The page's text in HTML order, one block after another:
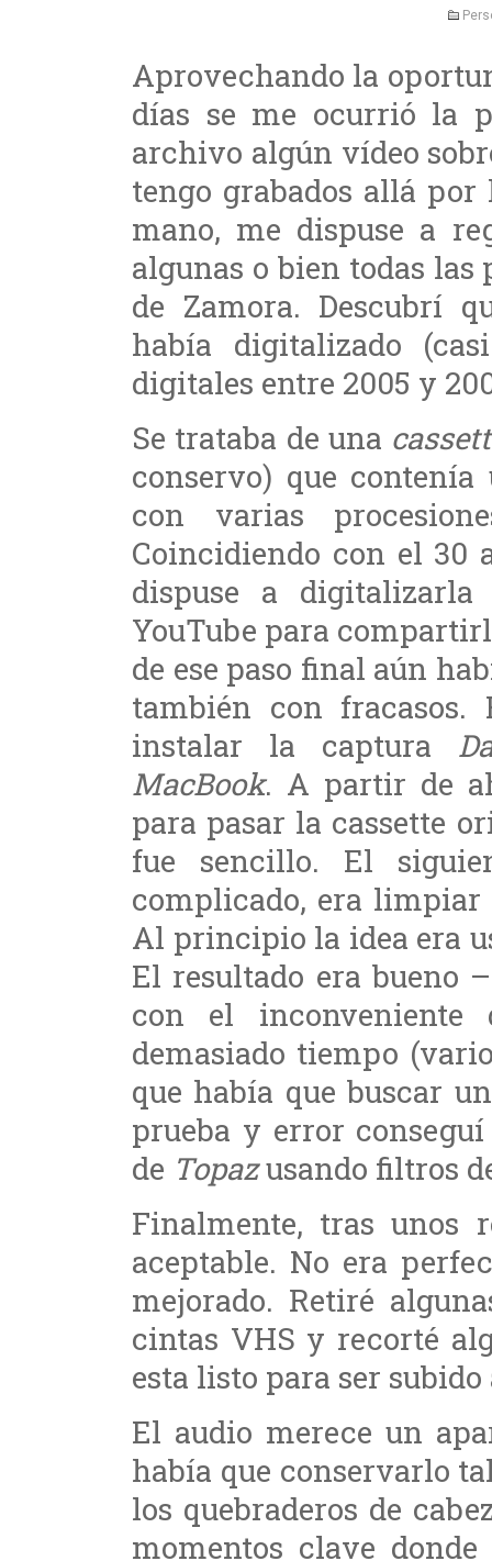
Aprovechando la
días se me ocurrió la
archivo algún vídeo
tengo grabados allá por
mano, me dispuse a
algunas o bien todas las
de Zamora. Descubrí
había digitalizado
digitales entre 2005 y
Se trataba de una
conservo) que
con varias
Coincidiendo con el 30
dispuse a
YouTube para
de ese paso final aún
también con
instalar la captura
MacBook. A partir de
para pasar la cassette
fue sencillo. El
complicado, era
Al principio la idea era
El resultado era bueno
con el inconveniente
demasiado tiempo
que había que buscar
prueba y error
de Topazusando filtros
Finalmente, tras unos
aceptable. No era
mejorado. Retiré
cintas VHS y recorté
esta listo para ser
El audio merece un
había que conservarlo
los quebraderos de
momentos clave